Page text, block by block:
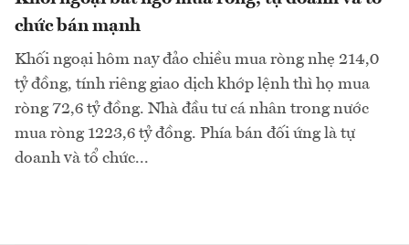
chức bán mạnh
Khối ngoại hôm nay đảo chiều mua ròng nhẹ 214,0
tỷ đồng, tính riêng giao dịch khớp lệnh thì họ mua
ròng 72,6 tỷ đồng. Nhà đầu tư cá nhân trong nước
mua ròng 1223,6 tỷ đồng. Phía bán đối ứng là tự
doanh và tổ chức...